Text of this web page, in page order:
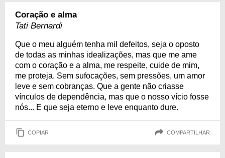
Coração e alma
Tati Bernardi
Que o meu alguém tenha mil defeitos, seja o oposto
de todas as minhas idealizações, mas que me ame
com o coração e a alma, me respeite, cuide de mim,
me proteja. Sem sufocações, sem pressões, um amor
leve e sem cobranças. Que a gente não criasse
vínculos de dependência, mas que o nosso vício fosse
nós... E que seja eterno e leve enquanto dure.
COPIAR COMPARTILHAR